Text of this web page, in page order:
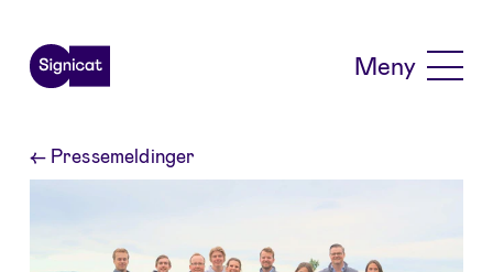
Meny
←Pressemeldinger